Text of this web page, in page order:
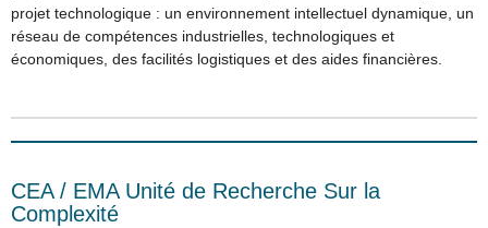
projet technologique : un environnement intellectuel dynamique, un
réseau de compétences industrielles, technologiques et
économiques, des facilités logistiques et des aides financières.
CEA / EMA Unité de Recherche Sur la
Complexité